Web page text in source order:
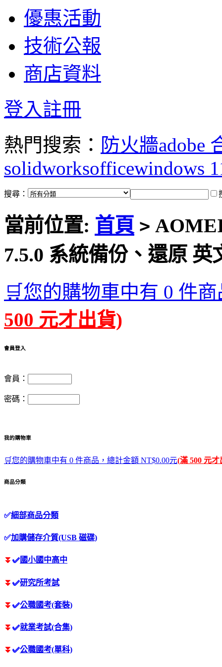
優惠活動
技術公報
商店資料
登入註冊
熱門搜索： 防火牆adobe
solidworksofficewindows
搜尋：
當前位置: 首頁 >
7.5.0 系統備份、還原 英
🛒您的購物車中有 0 件
500 元才出貨)
會員登入
會員：
密碼：
我的購物車
🛒您的購物車中有 0 件商品，總計金額 NT$0.00元(滿 500 元才
商品分類
✅細部商品分類
✅加購儲存介質(USB 磁碟)
⏬ ✅國小國中高中
⏬ ✅研究所考試
⏬ ✅公職國考(套裝)
⏬ ✅就業考試(合集)
⏬ ✅公職國考(單科)